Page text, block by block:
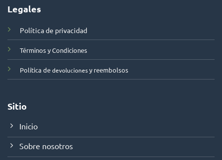
Legales
Política de privacidad
Términos y Condiciones
Política dedevolucionesy reembolsos
Sitio
Inicio
Sobre nosotros